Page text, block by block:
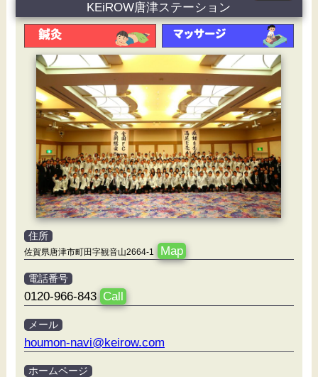
KEiROW唐津ステーション
住所
佐賀県唐津市町田字観音山2664-1 Map
電話番号
0120-966-843 Call
メール
houmon-navi@keirow.com
ホームページ